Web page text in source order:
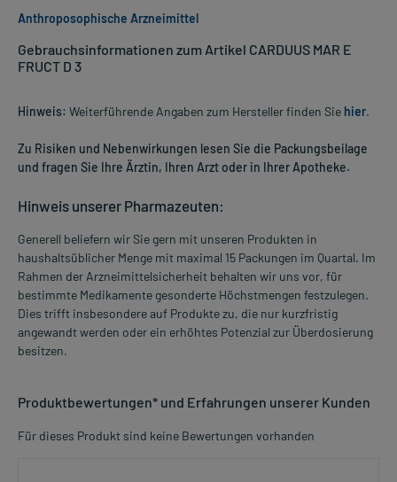
Gebrauchsinformationen zum Artikel CARDUUS MAR E
FRUCT D 3
Hinweis: Weiterführende Angaben zum Hersteller finden Sie hier.
Zu Risiken und Nebenwirkungen lesen Sie die Packungsbeilage
und fragen Sie Ihre Ärztin, Ihren Arzt oder in Ihrer Apotheke.
Hinweis unserer Pharmazeuten:
Generell beliefern wir Sie gern mit unseren Produkten in
haushaltsüblicher Menge mit maximal 15 Packungen im Quartal. Im
Rahmen der Arzneimittelsicherheit behalten wir uns vor, für
bestimmte Medikamente gesonderte Höchstmengen festzulegen.
Dies trifft insbesondere auf Produkte zu, die nur kurzfristig
angewandt werden oder ein erhöhtes Potenzial zur Überdosierung
besitzen.
Produktbewertungen* und Erfahrungen unserer Kunden
Für dieses Produkt sind keine Bewertungen vorhanden
Anthroposophische Arzneimittel